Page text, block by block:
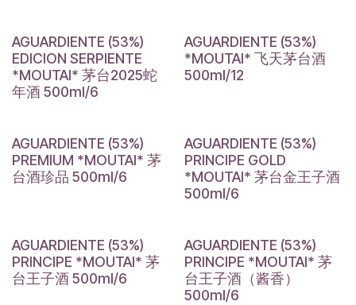
AGUARDIENTE (53%)
EDICION SERPIENTE
*MOUTAI* 茅台2025蛇
年酒 500ml/6
AGUARDIENTE (53%)
*MOUTAI* 飞天茅台酒
500ml/12
AGUARDIENTE (53%)
PREMIUM *MOUTAI* 茅
台酒珍品 500ml/6
AGUARDIENTE (53%)
PRINCIPE GOLD
*MOUTAI* 茅台金王子酒
500ml/6
AGUARDIENTE (53%)
PRINCIPE *MOUTAI* 茅
台王子酒 500ml/6
AGUARDIENTE (53%)
PRINCIPE *MOUTAI* 茅
台王子酒（酱香）
500ml/6